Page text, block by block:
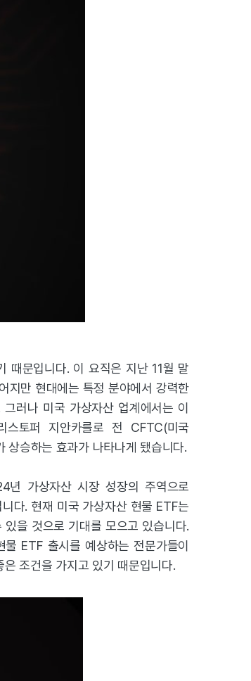
때문입니다. 이 요직은 지난 11월 말
지만 현대에는 특정 분야에서 강력한
러나 미국 가상자산 업계에서는 이
토퍼 지안카를로 전 CFTC(미국
상승하는 효과가 나타나게 됐습니다.
년 가상자산 시장 성장의 주역으로
다. 현재 미국 가상자산 현물 ETF는
을 것으로 기대를 모으고 있습니다.
ETF 출시를 예상하는 전문가들이
조건을 가지고 있기 때문입니다.